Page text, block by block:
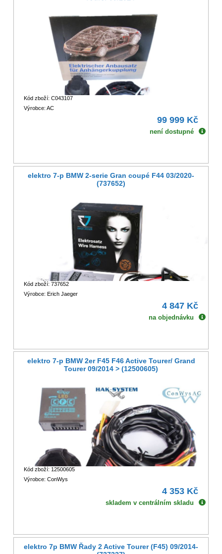
Kód zboží: C043107
Výrobce: AC
99 999 Kč
není dostupné
elektro 7-p BMW 2-serie Gran coupé F44 03/2020-
(737652)
Kód zboží: 737652
Výrobce: Erich Jaeger
4 847 Kč
na objednávku
elektro 7-p BMW 2er F45 F46 Active Tourer/ Grand
Tourer 09/2014 > (12500605)
Kód zboží: 12500605
Výrobce: ConWys
4 353 Kč
skladem v centrálním skladu
elektro 7p BMW Řady 2 Active Tourer (F45) 09/2014-